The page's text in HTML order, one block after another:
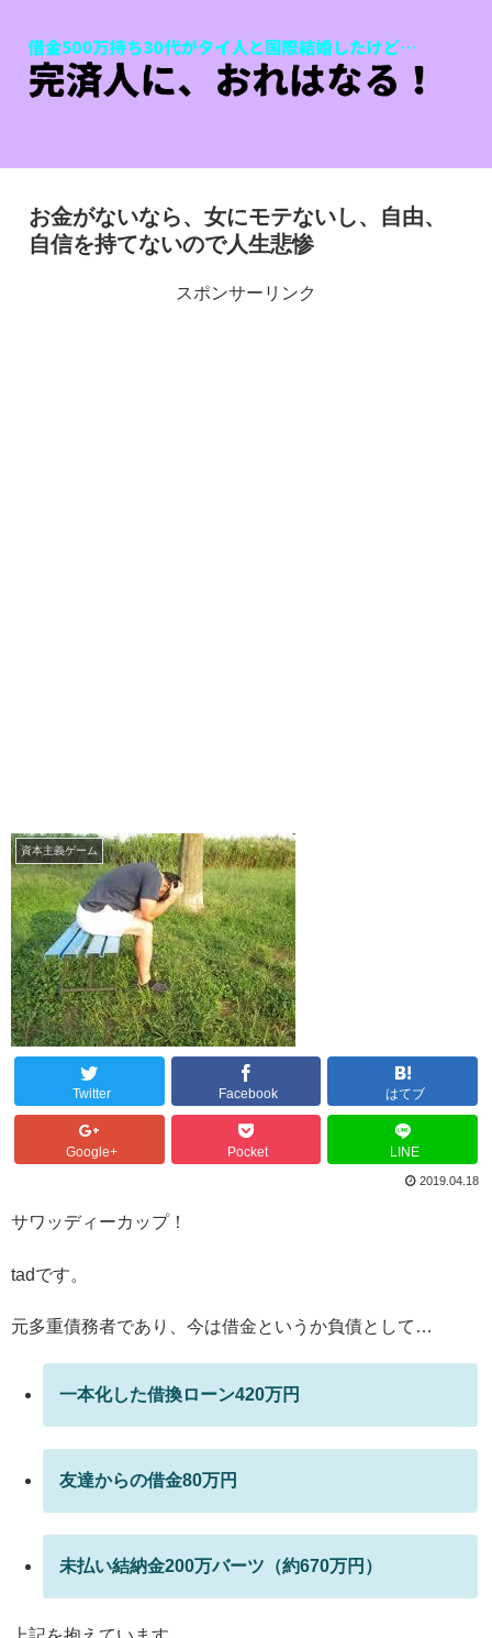
お金がないなら、女にモテないし、自由、
自信を持てないので人生悲惨
スポンサーリンク
資本主義ゲーム
Twitter Facebook はてブ
Google+ Pocket LINE
2019.04.18
サワッディーカップ！
tadです。
元多重債務者であり、今は借金というか負債として…
一本化した借換ローン420万円
友達からの借金80万円
未払い結納金200万バーツ（約670万円）